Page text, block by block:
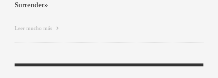
Surrender»
Leer mucho más